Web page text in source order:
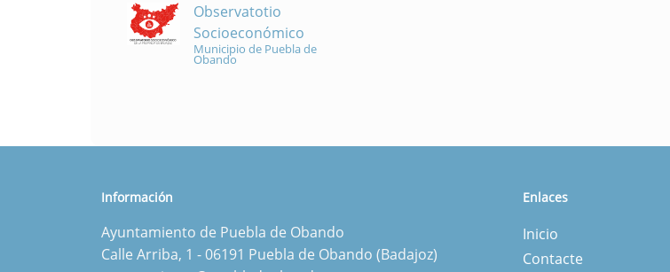
Observatotio
Socioeconómico
Municipio de Puebla de
Obando
Información
Ayuntamiento de Puebla de Obando
Calle Arriba, 1 - 06191 Puebla de Obando (Badajoz)
Enlaces
Inicio
Contacte